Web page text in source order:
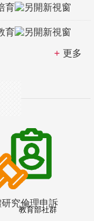
育
育
更多
研究倫理申訴
教育部社群